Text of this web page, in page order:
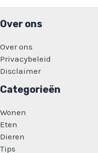
opleveren!
Over ons
Over ons
Privacybeleid
Disclaimer
Categorieën
Wonen
Eten
Dieren
Tips